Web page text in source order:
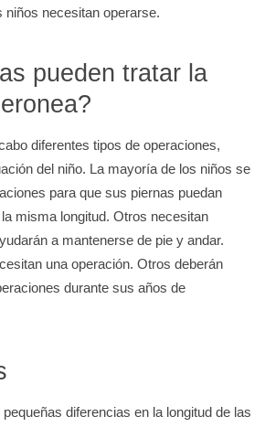
niños necesitan operarse.
pueden tratar la
diferentes tipos de operaciones,
del niño. La mayoría de los niños se
para que sus piernas puedan
misma longitud. Otros necesitan
a mantenerse de pie y andar.
una operación. Otros deberán
durante sus años de
diferencias en la longitud de las